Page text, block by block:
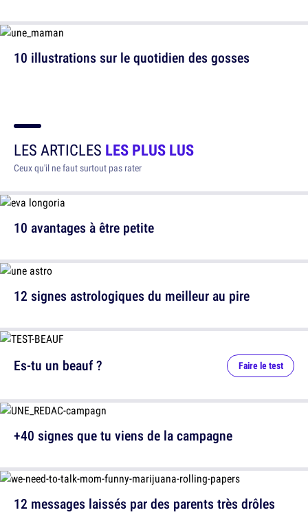
10 illustrations sur le quotidien des gosses
LES ARTICLES LES PLUS LUS
Ceux qu'il ne faut surtout pas rater
10 avantages à être petite
12 signes astrologiques du meilleur au pire
12 messages laissés par des parents très drôles
Es-tu un beauf ? Faire le test
+40 signes que tu viens de la campagne